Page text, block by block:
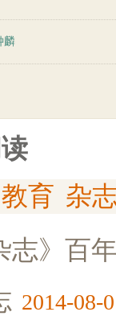
麟
教育 杂
志》百
2014-08-